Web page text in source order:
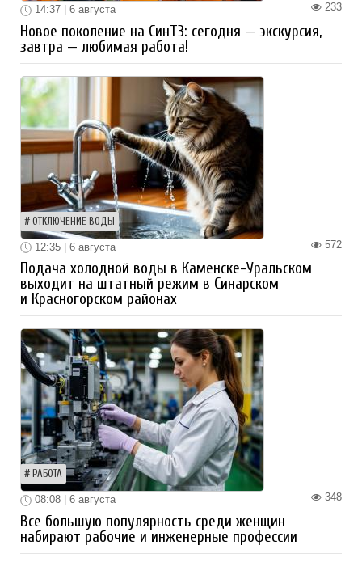
233
14:37 | 6 августа
Новое поколение на СинТЗ: сегодня — экскурсия,
завтра — любимая работа!
ОТКЛЮЧЕНИЕ ВОДЫ
572
12:35 | 6 августа
Подача холодной воды в Каменске-Уральском
выходит на штатный режим в Синарском
и Красногорском районах
РАБОТА
348
08:08 | 6 августа
Все большую популярность среди женщин
набирают рабочие и инженерные профессии